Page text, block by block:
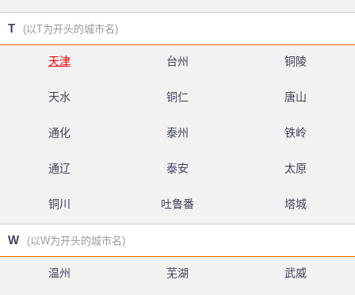
T (以T为开头的城市名)
天津 台州 铜陵
天水 铜仁 唐山
通化 泰州 铁岭
通辽 泰安 太原
铜川 吐鲁番 塔城
W (以W为开头的城市名)
温州 芜湖 武威